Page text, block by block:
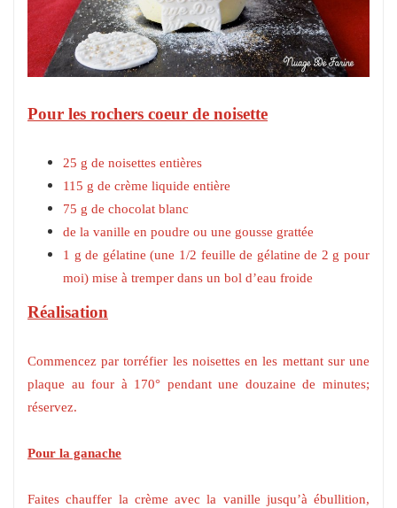
Pour les rochers coeur de noisette
25 g de noisettes entières
115 g de crème liquide entière
75 g de chocolat blanc
de la vanille en poudre ou une gousse grattée
1 g de gélatine (une 1/2 feuille de gélatine de 2 g pour
moi) mise à tremper dans un bol d’eau froide
Réalisation
Commencez par torréfier les noisettes en les mettant sur une
plaque au four à 170° pendant une douzaine de minutes;
réservez.
Pour la ganache
Faites chauffer la crème avec la vanille jusqu’à ébullition,